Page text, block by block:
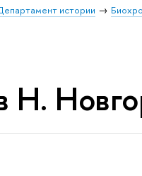
истории
Н.